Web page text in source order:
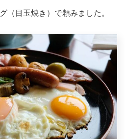
（目玉焼き）で頼みました。